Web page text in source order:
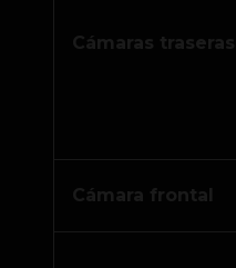
Cámaras traseras
Cámara frontal